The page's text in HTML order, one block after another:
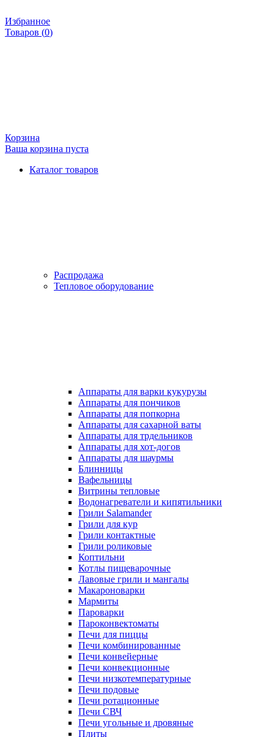
Избранное
Товаров (0)
Корзина
Ваша корзина пуста
Каталог товаров
Распродажа
Тепловое оборудование
Аппараты для варки кукурузы
Аппараты для пончиков
Аппараты для попкорна
Аппараты для сахарной ваты
Аппараты для трдельников
Аппараты для хот-догов
Аппараты для шаурмы
Блинницы
Вафельницы
Витрины тепловые
Водонагреватели и кипятильники
Грили Salamander
Грили для кур
Грили контактные
Грили роликовые
Коптильни
Котлы пищеварочные
Лавовые грили и мангалы
Макароноварки
Мармиты
Пароварки
Пароконвектоматы
Печи для пиццы
Печи комбинированные
Печи конвейерные
Печи конвекционные
Печи низкотемпературные
Печи подовые
Печи ротационные
Печи СВЧ
Печи угольные и дровяные
Плиты